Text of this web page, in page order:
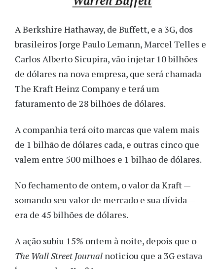
A Berkshire Hathaway, de Buffett, e a 3G, dos
brasileiros Jorge Paulo Lemann, Marcel Telles e
Carlos Alberto Sicupira, vão injetar 10 bilhões
de dólares na nova empresa, que será chamada
The Kraft Heinz Company e terá um
faturamento de 28 bilhões de dólares.
A companhia terá oito marcas que valem mais
de 1 bilhão de dólares cada, e outras cinco que
valem entre 500 milhões e 1 bilhão de dólares.
No fechamento de ontem, o valor da Kraft —
somando seu valor de mercado e sua dívida —
era de 45 bilhões de dólares.
A ação subiu 15% ontem à noite, depois que o
The Wall Street Journal noticiou que a 3G estava